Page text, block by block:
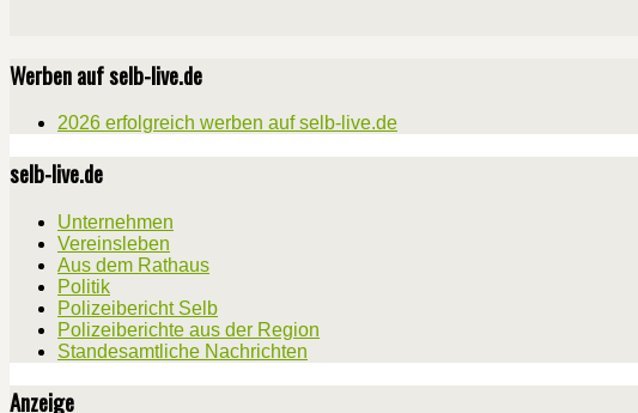
Werben auf selb-live.de
2026 erfolgreich werben auf selb-live.de
selb-live.de
Unternehmen
Vereinsleben
Aus dem Rathaus
Politik
Polizeibericht Selb
Polizeiberichte aus der Region
Standesamtliche Nachrichten
Anzeige